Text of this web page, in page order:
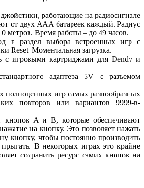
работающие на радиосигнале
от двух ААА батареек каждый. Радиус
метров. Время работы – до 49 часов.
в раздел выбора встроенных игр с
Reset. Моментальная загрузка.
с игровыми картриджами для Dendy и
адаптера 5V с разъемом
полноценных игр самых разнообразных
повторов или вариантов 9999-в-
кнопок A и B, которые обеспечивают
на кнопку. Это позволяет нажать
кнопку, чтобы постоянно производить
В некоторых играх это крайне
сохранить ресурс самих кнопок на